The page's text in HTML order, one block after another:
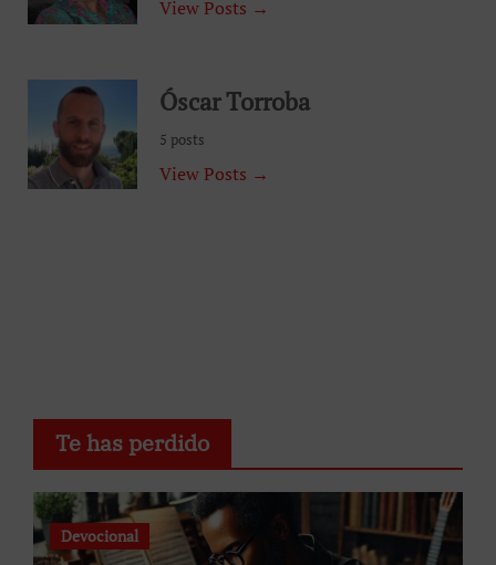
View Posts →
Óscar Torroba
5 posts
View Posts →
Te has perdido
Devocional